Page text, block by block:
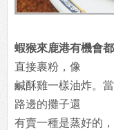
蝦猴來鹿港有機會
直接裹粉，像
鹹酥雞一樣油炸。
路邊的攤子還
有賣一種是蒸好的